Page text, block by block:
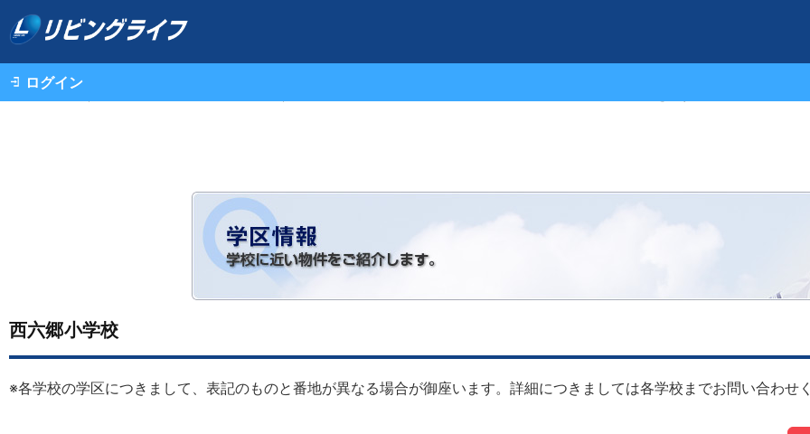
ログイン
不動産情報（一戸建て・中古マンション・土地）TOP
西六郷小学校
※各学校の学区につきまして、表記のものと番地が異なる場合が御座います。詳細につきましては各学校までお問い合わせく